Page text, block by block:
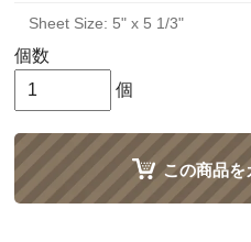
Sheet Size: 5" x 5 1/3"
個数
個
この商品を